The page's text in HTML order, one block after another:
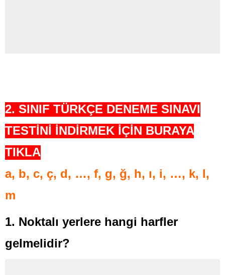
2. SINIF TÜRKÇE DENEME SINAVI
TESTİNİ İNDİRMEK İÇİN BURAYA
TIKLA
a, b, c, ç, d, …, f, g, ğ, h, ı, i, …, k, l,
m
1. Noktalı yerlere hangi harfler
gelmelidir?